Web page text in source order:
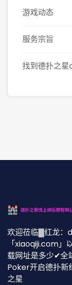
游戏动态
服务宗旨
找到德扑之
欢迎莅临▓红龙
「xiaoqiji.com
载网址是多少✔全
Poker开启德扑新
之星